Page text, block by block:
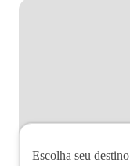
Escolha seu destino